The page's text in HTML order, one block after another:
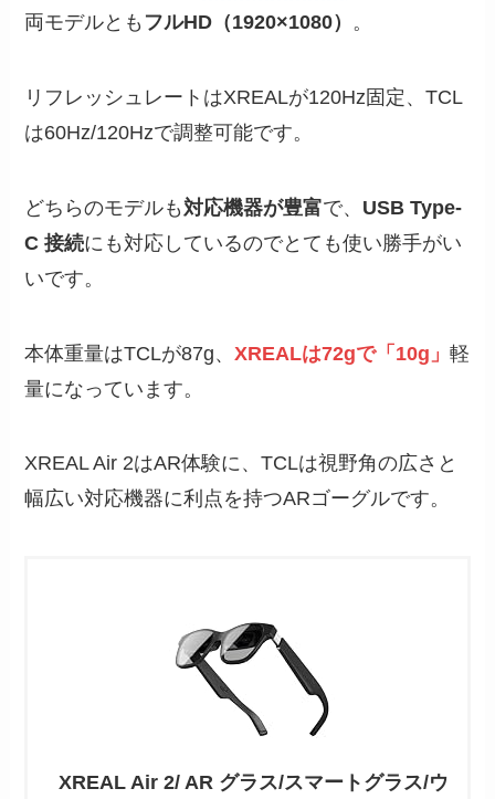
両モデルとも フルHD（1920×1080） 。
リフレッシュレートはXREALが120Hz固定、TCL
は60Hz/120Hzで調整可能です。
どちらのモデルも対応機器が豊富で、 USB Type-
C 接続にも対応しているのでとても使い勝手がい
いです。
本体重量はTCLが87g、XREALは72gで「10g」軽
量になっています。
XREAL Air 2はAR体験に、TCLは視野角の広さと
幅広い対応機器に利点を持つARゴーグルです。
XREAL Air 2/ AR グラス/スマートグラス/ウ